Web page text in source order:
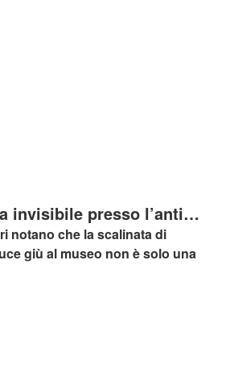
invisibile presso l’antico
notano che la scalinata di
giù al museo non è solo una